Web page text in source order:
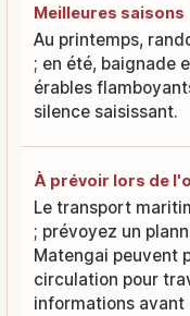
Meilleures saisons
Au printemps,
; en été, baignade
érables
silence saisissant.
À prévoir lors de
Le transport
; prévoyez un
Matengai peuvent
circulation pour
informations avant